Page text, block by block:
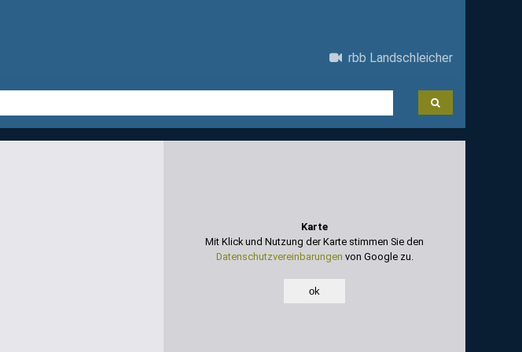
rbb Landschleicher
Karte
Mit Klick und Nutzung der Karte stimmen Sie den
Datenschutzvereinbarungen von Google zu.
ok